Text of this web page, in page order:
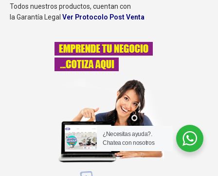
Todos nuestros productos, cuentan con
la Garantía Legal Ver Protocolo Post Venta
¿Necesitas ayuda?.
Chatea con nosotros